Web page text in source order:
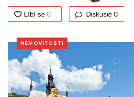
Diskusie 0
NEMOVITOSTI